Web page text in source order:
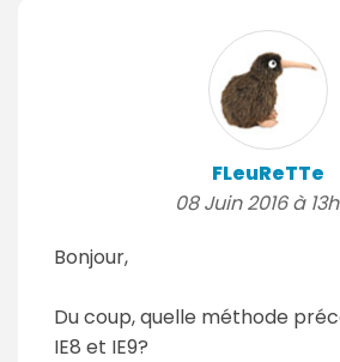
FLeuReTTe
08 Juin 2016 à
Bonjour,
Du coup, quelle méthode
IE8 et IE9?